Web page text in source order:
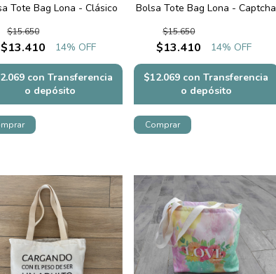
Tote Bag Lona - Clásico
$13.410
$15.650
14% OFF
con Transferencia
o depósito
Bolsa Tote Bag Lona - Captcha
$13.410
$15.650
14% OFF
$12.069 con Transferencia
o depósito